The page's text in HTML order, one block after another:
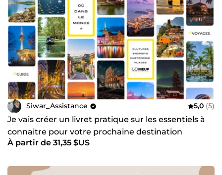
Siwar_Assistance 5,0 (5)
Je vais créer un livret pratique sur les essentiels à
connaitre pour votre prochaine destination
À partir de 31,35 $US